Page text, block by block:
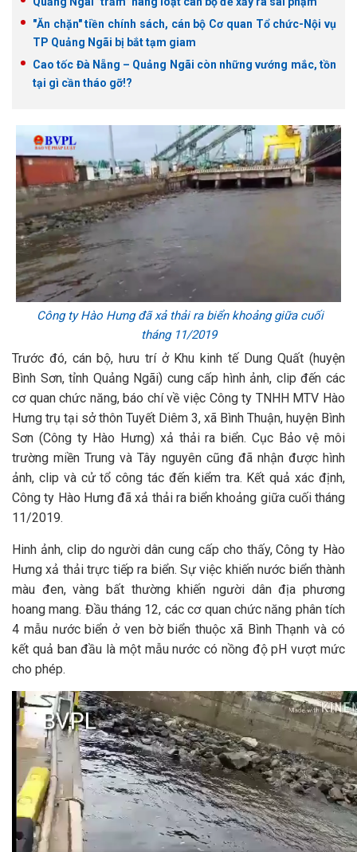
"Ăn chặn" tiền chính sách, cán bộ Cơ quan Tổ chức-Nội vụ
TP Quảng Ngãi bị bắt tạm giam
Cao tốc Đà Nẵng – Quảng Ngãi còn những vướng mắc, tồn
tại gì cần tháo gỡ!?
Công ty Hào Hưng đã xả thải ra biển khoảng giữa cuối
tháng 11/2019
Trước đó, cán bộ, hưu trí ở Khu kinh tế Dung Quất (huyện
Bình Sơn, tỉnh Quảng Ngãi) cung cấp hình ảnh, clip đến các
cơ quan chức năng, báo chí về việc Công ty TNHH MTV Hào
Hưng trụ tại sở thôn Tuyết Diêm 3, xã Bình Thuận, huyện Bình
Sơn (Công ty Hào Hưng) xả thải ra biển. Cục Bảo vệ môi
trường miền Trung và Tây nguyên cũng đã nhận được hình
ảnh, clip và cử tổ công tác đến kiểm tra. Kết quả xác định,
Công ty Hào Hưng đã xả thải ra biển khoảng giữa cuối tháng
11/2019.
Hinh ảnh, clip do người dân cung cấp cho thấy, Công ty Hào
Hưng xả thải trực tiếp ra biển. Sự việc khiến nước biển thành
màu đen, vàng bất thường khiến người dân địa phương
hoang mang. Đầu tháng 12, các cơ quan chức năng phân tích
4 mẫu nước biển ở ven bờ biển thuộc xã Bình Thạnh và có
kết quả ban đầu là một mẫu nước có nồng độ pH vượt mức
cho phép.